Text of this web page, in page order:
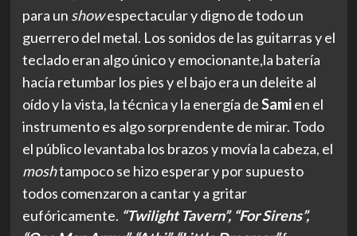
para un showespectacular y digno de todo un
guerrero del metal. Los sonidos de las guitarras y el
teclado eran algo único y emocionante,la batería
hacía retumbar los pies y el bajo era un deleite al
oído y la vista, la técnica y la energía deSamien el
instrumento es algo sorprendente de mirar. Todo
el público levantaba los brazos y movía la cabeza, el
moshtampoco se hizo esperar y por supuesto
todos comenzaron a cantar y a gritar
eufóricamente. “Twilight Tavern”, “For Sirens”,